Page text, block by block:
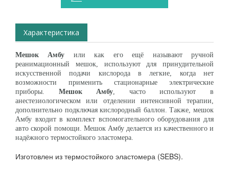
Характеристика
Мешок Амбу или как его ещё называют ручной
реанимационный мешок, используют для принудительной
искусственной подачи кислорода в легкие, когда нет
возможности применить стационарные электрические
приборы. Мешок Амбу, часто используют в
анестезиологическом или отделении интенсивной терапии,
дополнительно подключая кислородный баллон. Также, мешок
Амбу входит в комплект вспомогательного оборудования для
авто скорой помощи. Мешок Амбу делается из качественного и
надёжного термостойкого эластомера.
Изготовлен из термостойкого эластомера (SEBS).